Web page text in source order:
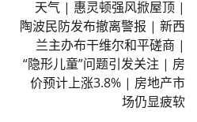
天气 | 惠灵顿强风掀屋顶 |
陶波民防发布撤离警报 | 新西
兰主办布干维尔和平磋商 |
“隐形儿童”问题引发关注 | 房
价预计上涨3.8% | 房地产市
场仍显疲软